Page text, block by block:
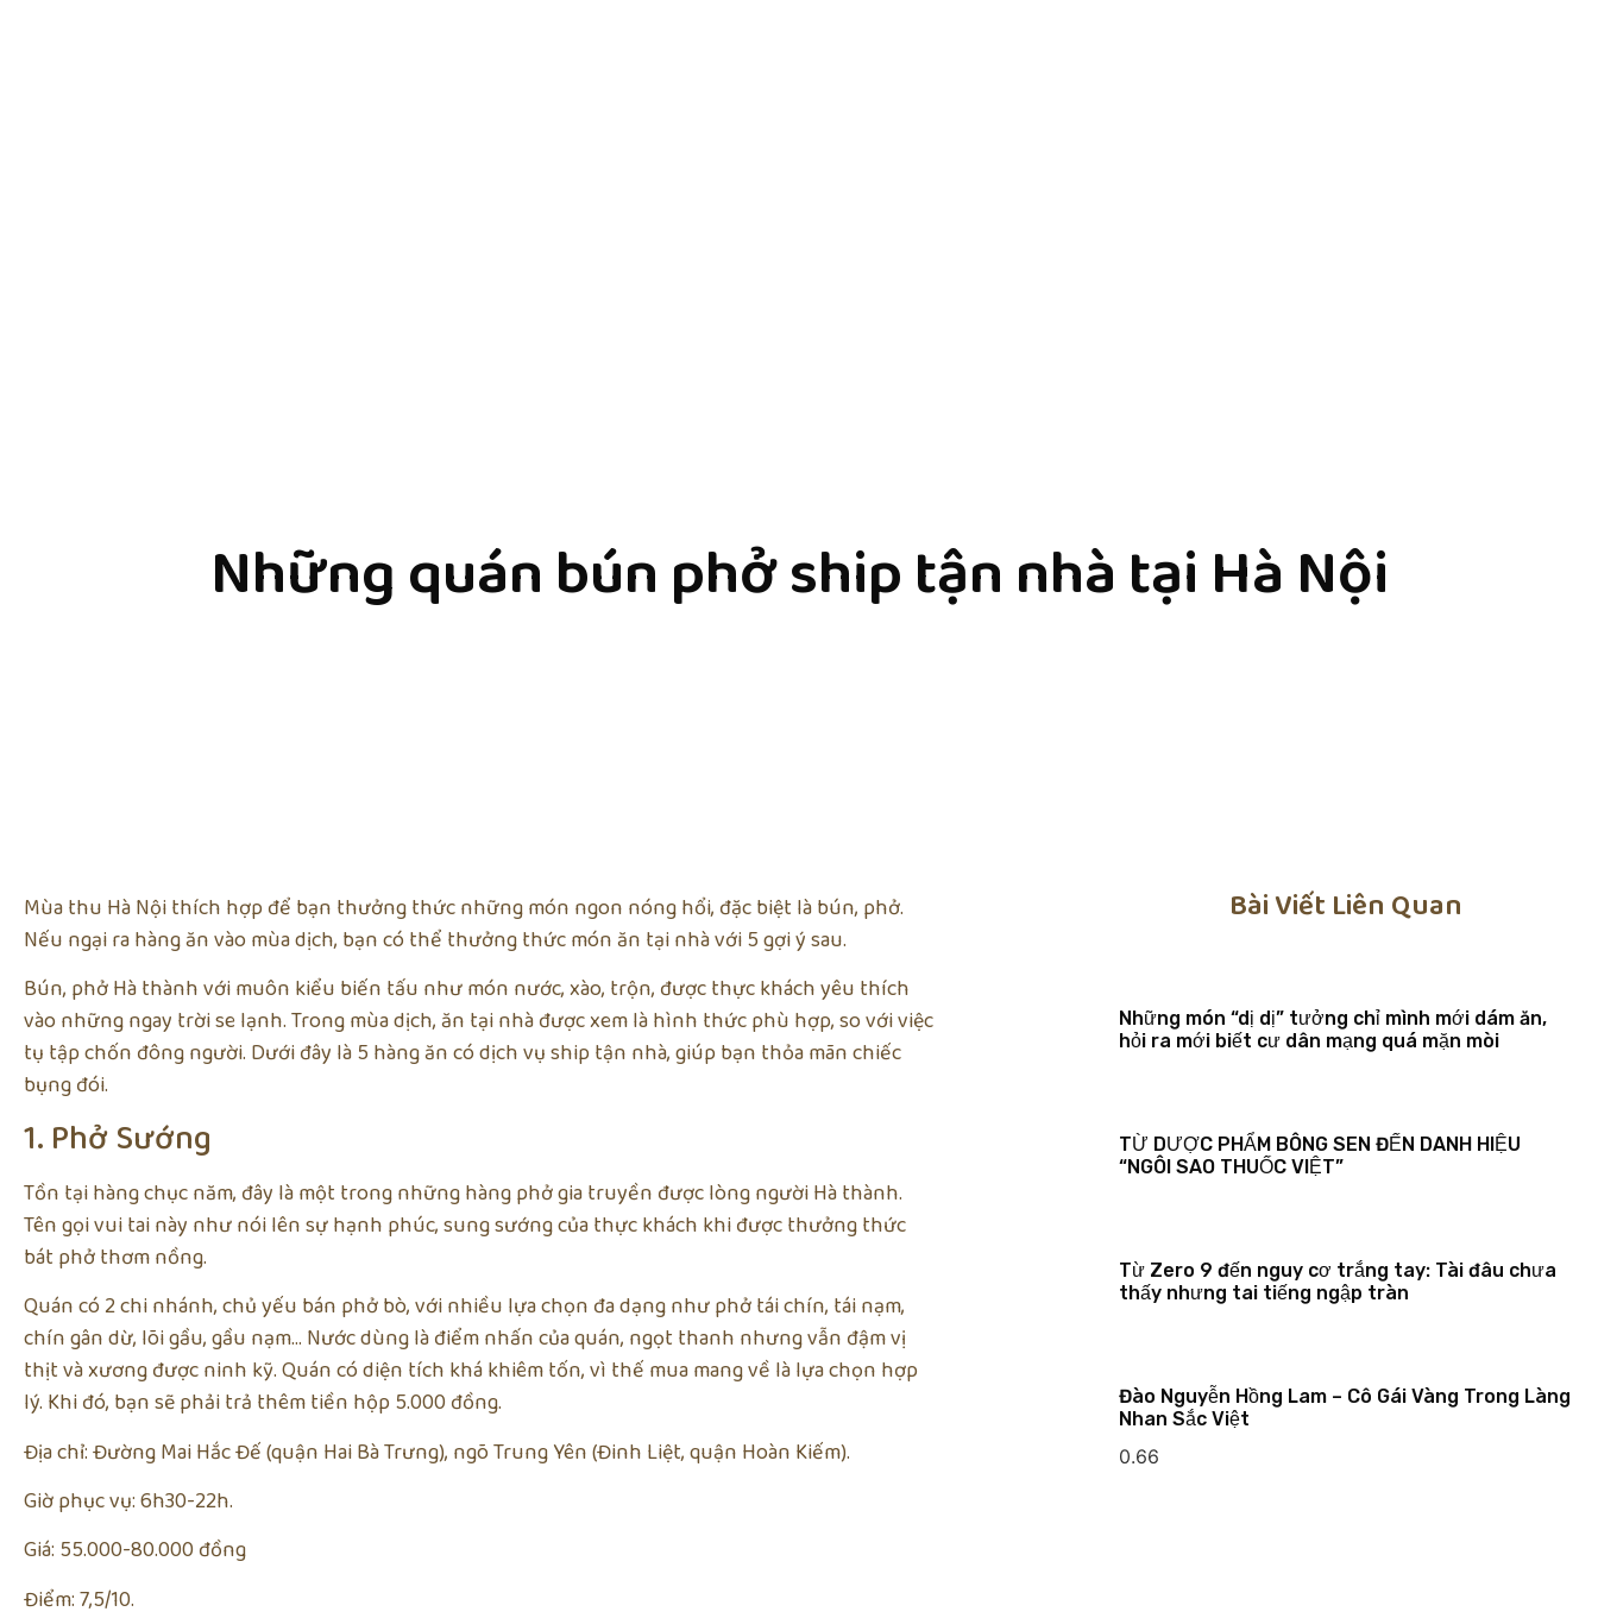
Những quán bún phở ship tận nhà tại Hà Nội
Mùa thu Hà Nội thích hợp để bạn thưởng thức những món ngon nóng hổi, đặc biệt là bún, phở.
Nếu ngại ra hàng ăn vào mùa dịch, bạn có thể thưởng thức món ăn tại nhà với 5 gợi ý sau.
Bún, phở Hà thành với muôn kiểu biến tấu như món nước, xào, trộn, được thực khách yêu thích
vào những ngay trời se lạnh. Trong mùa dịch, ăn tại nhà được xem là hình thức phù hợp, so với việc
tụ tập chốn đông người. Dưới đây là 5 hàng ăn có dịch vụ ship tận nhà, giúp bạn thỏa mãn chiếc
bụng đói.
1. Phở Sướng
Tồn tại hàng chục năm, đây là một trong những hàng phở gia truyền được lòng người Hà thành.
Tên gọi vui tai này như nói lên sự hạnh phúc, sung sướng của thực khách khi được thưởng thức
bát phở thơm nồng.
Quán có 2 chi nhánh, chủ yếu bán phở bò, với nhiều lựa chọn đa dạng như phở tái chín, tái nạm,
chín gân dừ, lõi gầu, gầu nạm… Nước dùng là điểm nhấn của quán, ngọt thanh nhưng vẫn đậm vị
thịt và xương được ninh kỹ. Quán có diện tích khá khiêm tốn, vì thế mua mang về là lựa chọn hợp
lý. Khi đó, bạn sẽ phải trả thêm tiền hộp 5.000 đồng.
Địa chỉ: Đường Mai Hắc Đế (quận Hai Bà Trưng), ngõ Trung Yên (Đinh Liệt, quận Hoàn Kiếm).
Giờ phục vụ: 6h30-22h.
Giá: 55.000-80.000 đồng
Điểm: 7,5/10.
Bài Viết Liên Quan
Những món “dị dị” tưởng chỉ mình mới dám ăn,
hỏi ra mới biết cư dân mạng quá mặn mòi
TỪ DƯỢC PHẨM BÔNG SEN ĐẾN DANH HIỆU
“NGÔI SAO THUỐC VIỆT”
Từ Zero 9 đến nguy cơ trắng tay: Tài đâu chưa
thấy nhưng tai tiếng ngập tràn
Đào Nguyễn Hồng Lam – Cô Gái Vàng Trong Làng
Nhan Sắc Việt